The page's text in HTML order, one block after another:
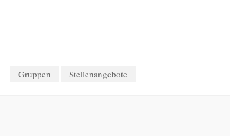
Gruppen Stellenangebote